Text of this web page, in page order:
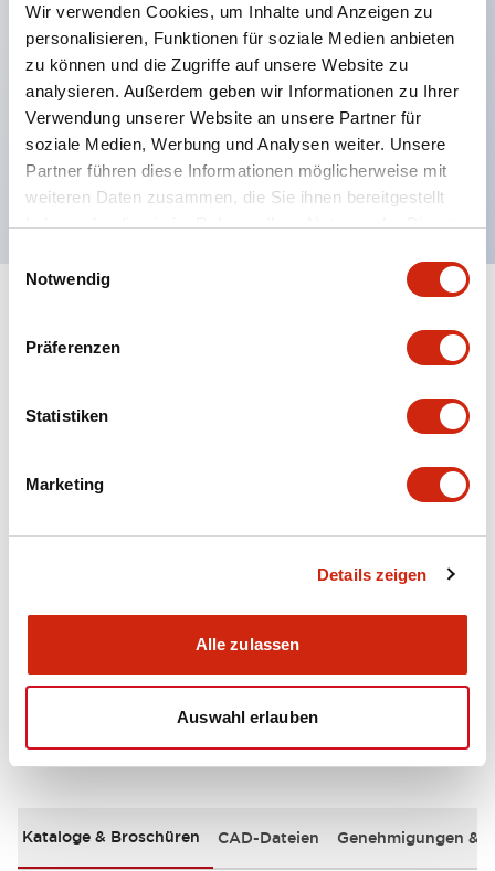
Wir verwenden Cookies, um Inhalte und Anzeigen zu
personalisieren, Funktionen für soziale Medien anbieten
zu können und die Zugriffe auf unsere Website zu
analysieren. Außerdem geben wir Informationen zu Ihrer
Verwendung unserer Website an unsere Partner für
soziale Medien, Werbung und Analysen weiter. Unsere
Partner führen diese Informationen möglicherweise mit
weiteren Daten zusammen, die Sie ihnen bereitgestellt
haben oder die sie im Rahmen Ihrer Nutzung der Dienste
Notwendig
Präferenzen
Statistiken
Marketing
Details zeigen
Alle zulassen
Auswahl erlauben
Schutzarten IP40 und IP65 vollständig verfügbar
(IEC 60529)
UL- und CSA-zertifiziert. Entspricht EN (Europa)
Normen. CCC-zertifiziert (außer Anzeigeleuchten).
Mit speziellem Zubehör leicht auf Φ22 Flash-
Silhouette umstellbar
Electrical Specifications (rated illuminated
Dokumente und Dateien
Kataloge & Broschüren CAD-Dateien Genehmigungen &